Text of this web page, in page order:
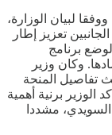
لبيان الوزارة،
تعزيز إطار
برنامج
وكان وزير
تفاصيل المنحة
وأكد الوزير برنية أهمية
مشددا